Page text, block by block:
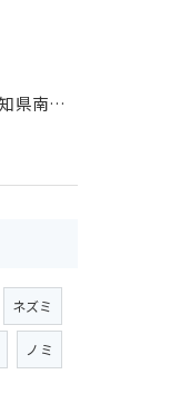
駆除と防災を高知県南国市のリスクに即した安全対策ガイド
ネズミ
ノミ